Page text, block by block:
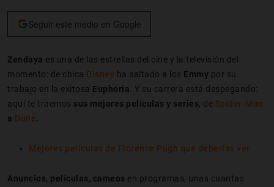
Seguir este medio en Google
Zendaya es una de las estrellas del cine y la televisión del
momento: de chica Disney ha saltado a los Emmy por su
trabajo en la exitosa Euphoria . Y su carrera está despegando:
aquí te traemos sus mejores películas y series , de Spider-Man
a Dune.
Mejores películas de Florence Pugh que deberías ver
Anuncios, películas, cameos en programas, unas cuantas